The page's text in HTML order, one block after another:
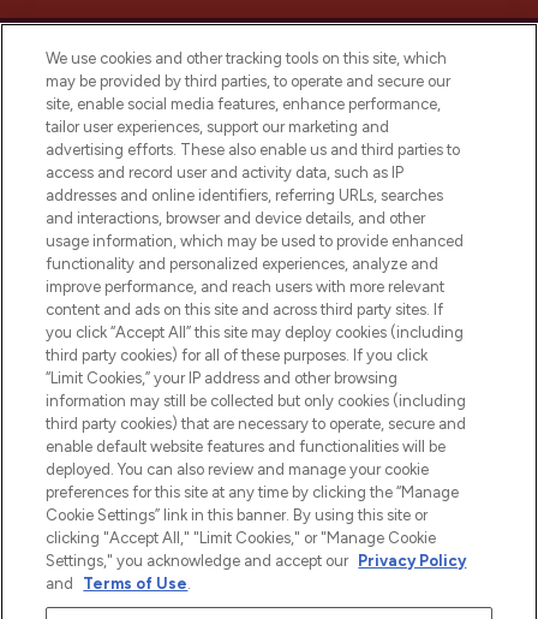
Bądź pierwszą osobą, która dowie się o
najnowszych produktach, od niszowych i
uznanych marek, sezonowych trendach i
otrzyma ekskluzywne artykuły redakcyjne
z Sunday Supplement.
Zgoda na pliki cookie
Do Not Sell or Share My Personal
Information
POMOC & INFORMACJE
WAŻNE INFORMACJE
O LOOKFANTASTIC
We use cookies and other tracking tools on this site, which
may be provided by third parties, to operate and secure our
site, enable social media features, enhance performance,
tailor user experiences, support our marketing and
advertising efforts. These also enable us and third parties to
access and record user and activity data, such as IP
addresses and online identifiers, referring URLs, searches
and interactions, browser and device details, and other
usage information, which may be used to provide enhanced
functionality and personalized experiences, analyze and
improve performance, and reach users with more relevant
content and ads on this site and across third party sites. If
you click “Accept All” this site may deploy cookies (including
third party cookies) for all of these purposes. If you click
“Limit Cookies,” your IP address and other browsing
information may still be collected but only cookies (including
third party cookies) that are necessary to operate, secure and
enable default website features and functionalities will be
deployed. You can also review and manage your cookie
preferences for this site at any time by clicking the “Manage
Cookie Settings” link in this banner. By using this site or
clicking "Accept All," "Limit Cookies," or "Manage Cookie
Settings," you acknowledge and accept our Privacy Policy
and
Terms of Use.